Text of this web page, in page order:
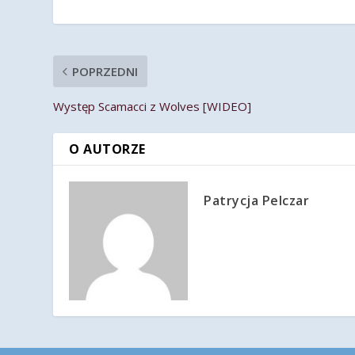
POPRZEDNI
Występ Scamacci z Wolves [WIDEO]
O AUTORZE
Patrycja Pelczar